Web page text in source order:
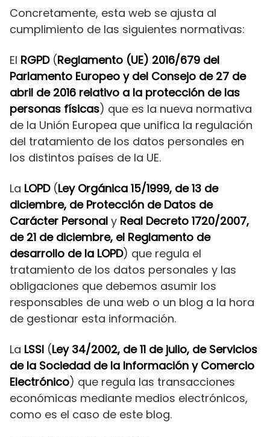
Concretamente, esta web se ajusta al
cumplimiento de las siguientes normativas:
El RGPD (Reglamento (UE) 2016/679 del
Parlamento Europeo y del Consejo de 27 de
abril de 2016 relativo a la protección de las
personas físicas) que es la nueva normativa
de la Unión Europea que unifica la regulación
del tratamiento de los datos personales en
los distintos países de la UE.
La LOPD(Ley Orgánica 15/1999, de 13 de
diciembre, de Protección de Datos de
Carácter Personal y Real Decreto 1720/2007,
de 21 de diciembre, el Reglamento de
desarrollo de la LOPD) que regula el
tratamiento de los datos personales y las
obligaciones que debemos asumir los
responsables de una web o un blog a la hora
de gestionar esta información.
La LSSI (Ley 34/2002, de 11 de julio, de Servicios
de la Sociedad de la Información y Comercio
Electrónico) que regula las transacciones
económicas mediante medios electrónicos,
como es el caso de este blog.